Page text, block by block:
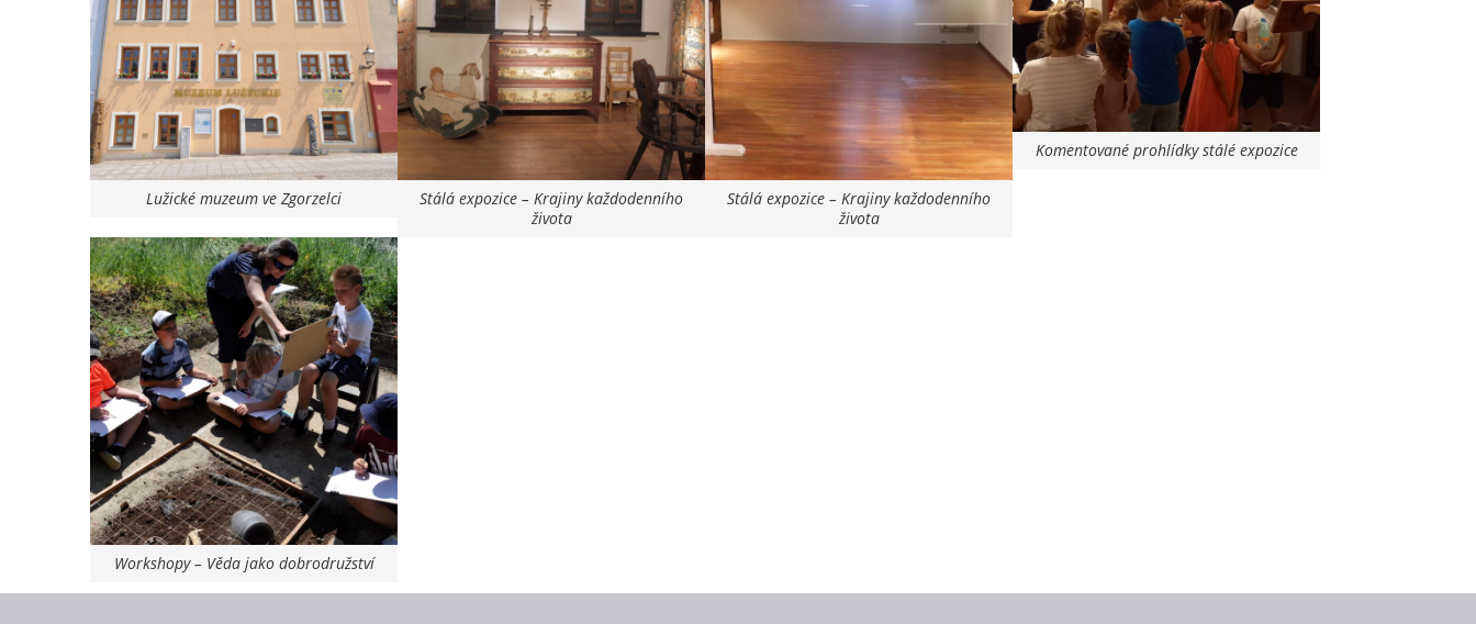
Lužické muzeum ve Zgorzelci
Stálá expozice – Krajiny každodenního
života
Stálá expozice – Krajiny každodenního
života
Komentované prohlídky stálé expozice
Workshopy – Věda jako dobrodružství